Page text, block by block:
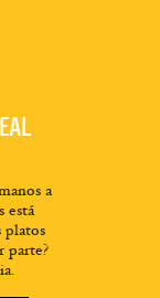
a
está
platos
parte?